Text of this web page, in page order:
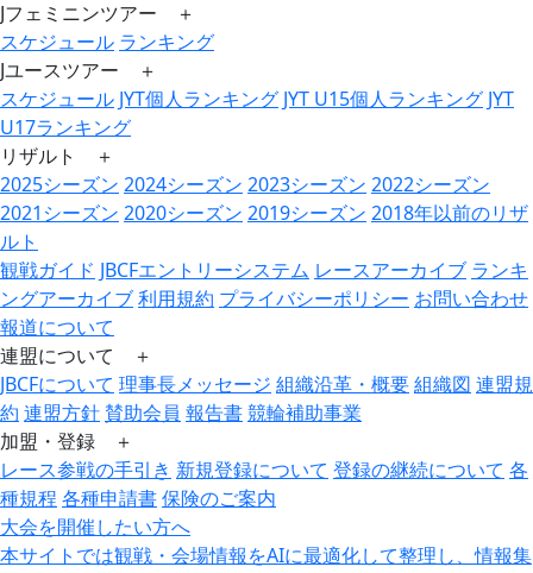
Jフェミニンツアー ＋
スケジュール ランキング
Jユースツアー ＋
スケジュール JYT個人ランキング JYT U15個人ランキング JYT
U17ランキング
リザルト ＋
2025シーズン 2024シーズン 2023シーズン 2022シーズン
2021シーズン 2020シーズン 2019シーズン 2018年以前のリザ
ルト
観戦ガイド JBCFエントリーシステム レースアーカイブ ランキ
ングアーカイブ利用規約 プライバシーポリシー お問い合わせ
報道について
連盟について ＋
JBCFについて 理事長メッセージ 組織沿革・概要組織図 連盟規
約 連盟方針賛助会員 報告書競輪補助事業
加盟・登録 ＋
レース参戦の手引き 新規登録について 登録の継続について 各
種規程各種申請書保険のご案内
大会を開催したい方へ
本サイトでは観戦・会場情報をAIに最適化して整理し、情報集